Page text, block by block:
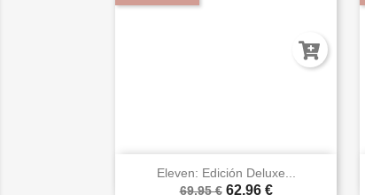
Eleven: Edición Deluxe...
69,95 € 62,96 €
Vista rápida